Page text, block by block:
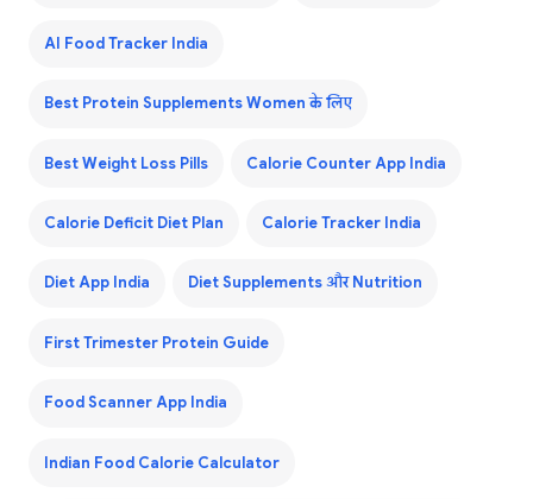
AI Food Tracker India
Best Protein Supplements Women के लिए
Best Weight Loss Pills Calorie Counter App India
Calorie Deficit Diet Plan Calorie Tracker India
Diet App India Diet Supplements और Nutrition
First Trimester Protein Guide
Food Scanner App India
Indian Food Calorie Calculator